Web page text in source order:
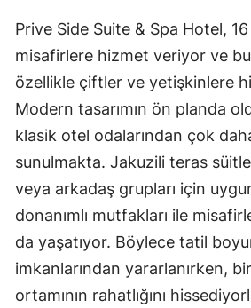
Prive Side Suite & Spa Hotel,
misafirlere hizmet veriyor ve
özellikle çiftler ve yetişkinlere
Modern tasarımın ön planda
klasik otel odalarından çok
sunulmakta. Jakuzili teras
veya arkadaş grupları için
donanımlı mutfakları ile
da yaşatıyor. Böylece tatil
imkanlarından yararlanırken,
ortamının rahatlığını